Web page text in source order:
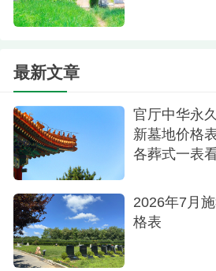
庭苑碑：售价46800元，精
了对故人美好生活的追忆与怀念
鸿运碑、松鹤黑碑、万寿碑
碑、金玉满堂、鸿禧碑、汉白玉
这些碑型均定价46800元或
独特的文化寓意与艺术风格。如
泽绵长，松鹤黑碑象征长寿与
永生的向往，兰花碑彰显君子之
康长寿的美好祝愿，金玉满堂寓
最新文章
官厅中华永
新墓地价格
各葬式一表
2026年7月
格表